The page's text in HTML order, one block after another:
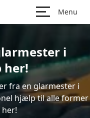
Menu
i
her!
fra en glarmester i
hjælp til alle former